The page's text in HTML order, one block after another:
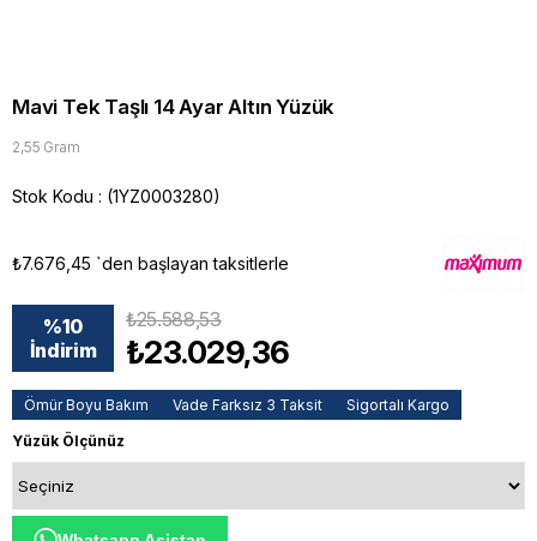
Mavi Tek Taşlı 14 Ayar Altın Yüzük
2,55 Gram
Stok Kodu (1YZ0003280)
₺7.676,45 `den başlayan taksitlerle
%10
İndirim
₺25.588,53
₺23.029,36
Ömür Boyu Bakım Vade Farksız 3 Taksit
Sigortalı Kargo
Yüzük Ölçünüz